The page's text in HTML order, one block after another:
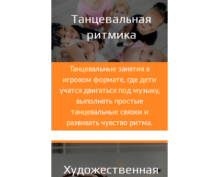
Танцевальная
ритмика
Танцевальные занятия в
игровом формате, где дети
учатся двигаться под музыку,
выполнять простые
танцевальные связки и
развивать чувство ритма.
Художественная